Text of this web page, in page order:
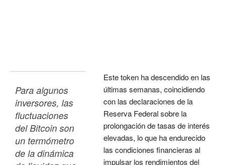
Para algunos
inversores, las
fluctuaciones
del Bitcoin son
un termómetro
de la dinámica
Este token ha descendido en las
últimas semanas, coincidiendo
con las declaraciones de la
Reserva Federal sobre la
prolongación de tasas de interés
elevadas, lo que ha endurecido
las condiciones financieras al
impulsar los rendimientos del